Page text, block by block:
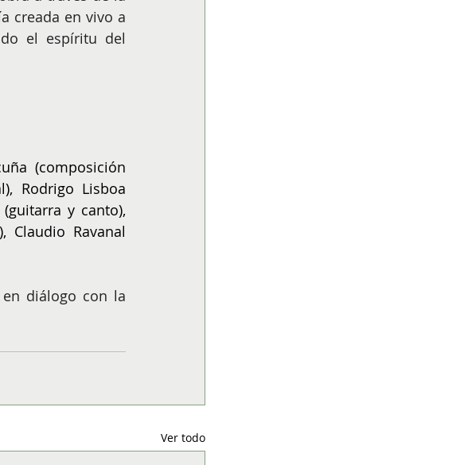
creada en vivo a
el espíritu del
(composición
Rodrigo Lisboa
y canto),
Claudio Ravanal
diálogo con la
Ver todo